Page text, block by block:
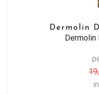
Dermolin
Dermolin